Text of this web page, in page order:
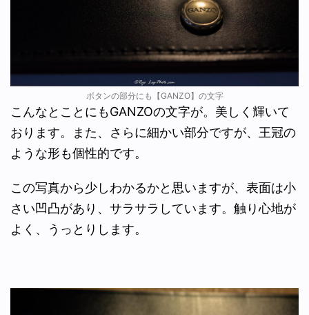
ボタンの部分にも【GANZO】の文字
こんなとことにもGANZOの文字が。美しく輝いて
おります。また、さらに細かい部分ですが、王冠の
ような形も個性的です。
この写真から少しわかるかと思いますが、表面は小
さい凹凸があり、サラサラしています。触り心地が
よく、うっとりします。